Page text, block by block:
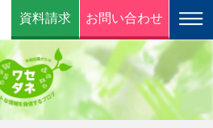
資料請求 お問い合わせ